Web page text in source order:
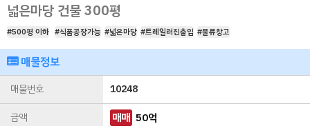
넓은마당 건물 300평
#500평 이하 #식품공장가능 #넓은마당 #트레일러진출입 #물류창고
매물정보
매물번호
10248
금액
매매 50억